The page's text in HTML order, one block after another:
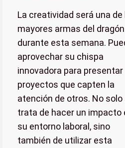
La creatividad será una de
mayores armas del dragón
durante esta semana.
aprovechar su chispa
innovadora para presentar
proyectos que capten la
atención de otros. No solo
trata de hacer un impacto
su entorno laboral, sino
también de utilizar esta